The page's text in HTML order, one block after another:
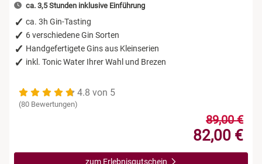
ca. 3,5 Stunden inklusive Einführung
ca. 3h Gin-Tasting
6 verschiedene Gin Sorten
Handgefertigete Gins aus Kleinserien
inkl. Tonic Water Ihrer Wahl und Brezen
4.8 von 5
(80 Bewertungen)
89,00 €
82,00 €
zum Erlebnisgutschein